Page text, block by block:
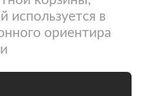
используется в
ориентира